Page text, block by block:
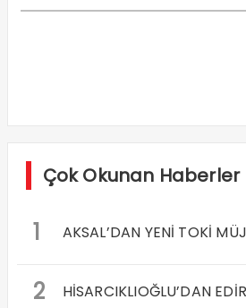
Çok Okunan Haberler
1 AKSAL’DAN YENİ TOKİ
2 HİSARCIKLIOĞLU’DAN